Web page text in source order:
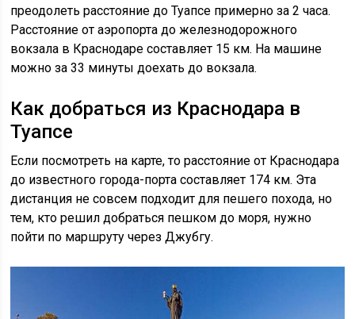
преодолеть расстояние до Туапсе примерно за 2 часа.
Расстояние от аэропорта до железнодорожного
вокзала в Краснодаре составляет 15 км. На машине
можно за 33 минуты доехать до вокзала.
Как добраться из Краснодара в
Туапсе
Если посмотреть на карте, то расстояние от Краснодара
до известного города-порта составляет 174 км. Эта
дистанция не совсем подходит для пешего похода, но
тем, кто решил добраться пешком до моря, нужно
пойти по маршруту через Джубгу.